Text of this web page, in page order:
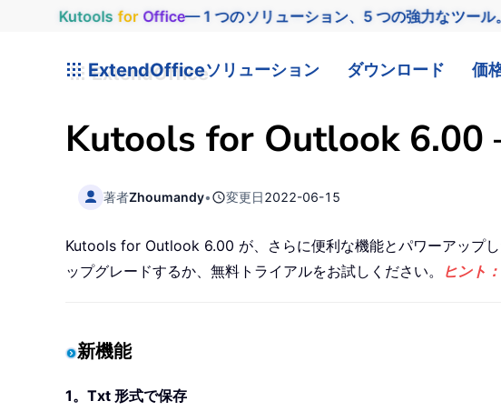
Kutools for Office— 1 つのソリューション、5 つの強力なツール。
ExtendOfficeソリューション ダウンロード 価
Kutools for Outlook 6.00
著者Zhoumandy• 変更日2022-06-15
Kutools for Outlook 6.00 が、さらに便利な機能とパワーアップし
ップグレードするか、無料トライアルをお試しください。
ヒント
新機能
1。Txt 形式で保存